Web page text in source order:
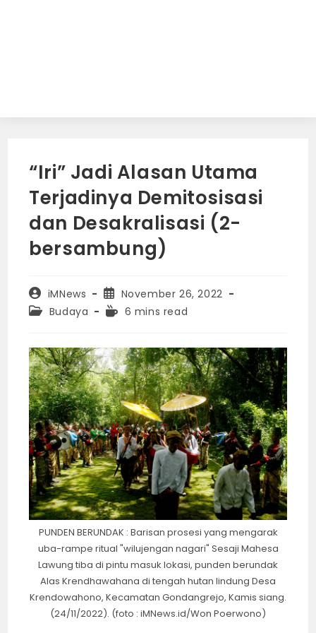
“Iri” Jadi Alasan Utama
Terjadinya Demitosisasi
dan Desakralisasi (2-
bersambung)
Post
author:
iMNews
Post
published:
November 26, 2022
PostBudaya
Reading6 mins read
PUNDEN BERUNDAK : Barisan prosesi yang mengarak
uba-rampe ritual "wilujengan nagari" Sesaji Mahesa
Lawung tiba di pintu masuk lokasi, punden berundak
Alas Krendhawahana di tengah hutan lindung Desa
Krendowahono, Kecamatan Gondangrejo, Kamis siang.
(24/11/2022). (foto : iMNews.id/Won Poerwono)